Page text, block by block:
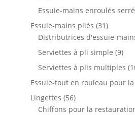
produits
Essuie-mains enroulés
Essuie-mains pliés 3131
produits
Distributrices d'essuie-
Serviettes à pli simple 99
Serviettes à plis multiples
Essuie-tout en rouleau pour
Lingettes 5656
produits
Chiffons pour la